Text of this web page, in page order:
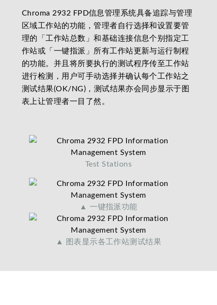
Chroma 2932 FPD信息管理系统具备追踪与管理
区域工作站的功能，管理者自行选择和设置要管
理的「工作站总数」和基础连接信息个别指定工
作站或「一键指派」所有工作站更新与运行制程
的功能。并且将所要执行的测试程序传至工作站
进行检测，用户可手动选择并确认每个工作站之
测试结果(OK/NG)，测试结果亦会同步显示于图
表上让管理者一目了然。
Test Stations
▲ 一键指派功能
▲ 图表显示各工作站测试结果